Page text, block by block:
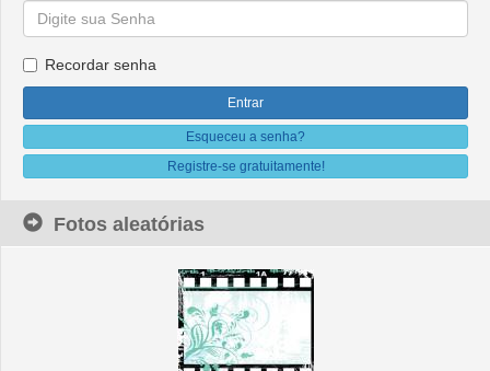
Recordar senha
Esqueceu a senha?
Registre-se gratuitamente!
Fotos aleatórias